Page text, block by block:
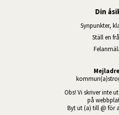
Din
Synpunkter,
Ställ en
Obs! Vi skriver inte
på
Byt ut (a) till @ för